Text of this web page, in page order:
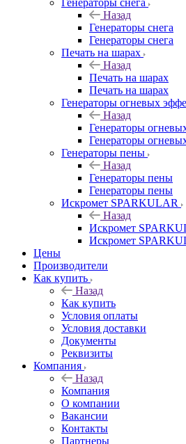
Генераторы снега
Назад
Генераторы снега
Генераторы снега
Печать на шарах
Назад
Печать на шарах
Печать на шарах
Генераторы огневых
Назад
Генераторы
Генераторы
Генераторы пены
Назад
Генераторы пены
Генераторы пены
Искромет SPARKULAR
Назад
Искромет
Искромет
Цены
Производители
Как купить
Назад
Как купить
Условия оплаты
Условия доставки
Документы
Реквизиты
Компания
Назад
Компания
О компании
Вакансии
Контакты
Партнеры